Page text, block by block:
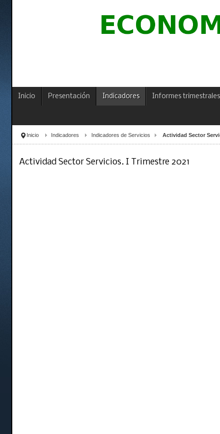
Inicio Presentación Indicadores Informes trimestrales
Inicio Indicadores Indicadores de Servicios Actividad Sector
Actividad Sector Servicios. I Trimestre 2021